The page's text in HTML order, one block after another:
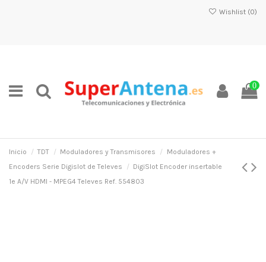
Wishlist (0)
0
Inicio TDT Moduladores y Transmisores
Moduladores +
Encoders Serie Digislot de Televes
DigiSlot Encoder insertable
1e A/V HDMI - MPEG4 Televes Ref. 554803